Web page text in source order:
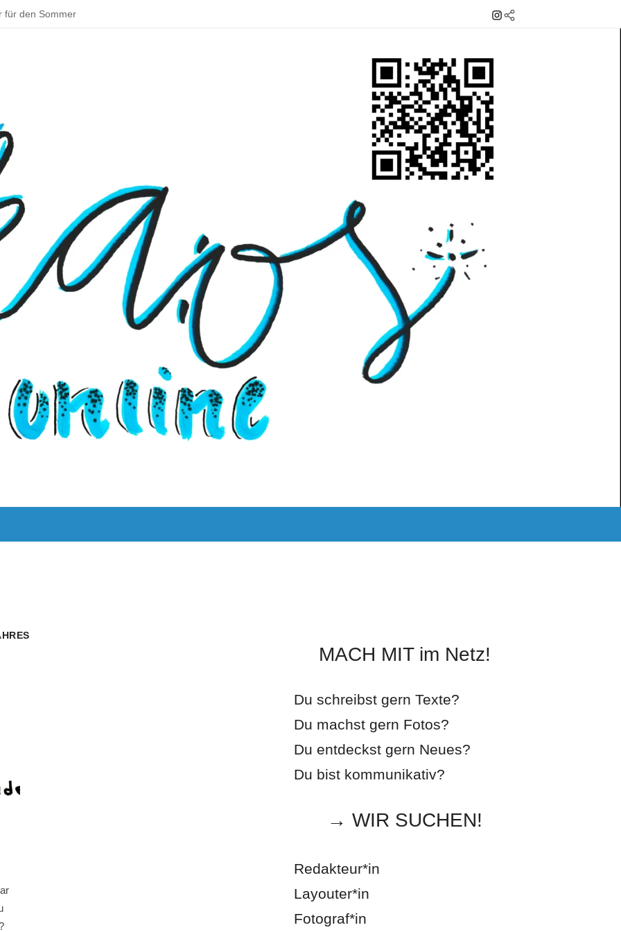
für den Sommer
beim Schulfest
Rund um Jena
muss in Deutschland Gewerbe anmelden
ins Klassenzimmer: Das Praxissemester
Schulmensa beginnt
und Wissenswertes über Doping
Instagram
MACH MIT im Netz!
Du schreibst gern Texte?
Du machst gern Fotos?
Du entdeckst gern Neues?
Du bist kommunikativ?
→ WIR SUCHEN!
Redakteur*in
Layouter*in
Fotograf*in